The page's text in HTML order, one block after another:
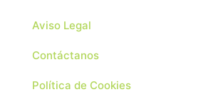
Aviso Legal
Contáctanos
Política de Cookies